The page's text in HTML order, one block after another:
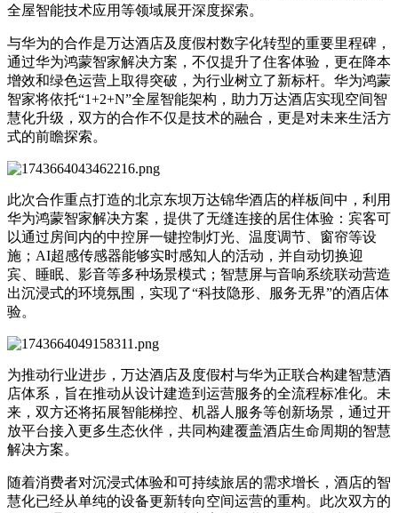
全屋智能技术应用等领域展开深度探索。
与华为的合作是万达酒店及度假村数字化转型的重要里程碑，
通过华为鸿蒙智家解决方案，不仅提升了住客体验，更在降本
增效和绿色运营上取得突破，为行业树立了新标杆。华为鸿蒙
智家将依托“1+2+N”全屋智能架构，助力万达酒店实现空间智
慧化升级，双方的合作不仅是技术的融合，更是对未来生活方
式的前瞻探索。
此次合作重点打造的北京东坝万达锦华酒店的样板间中，利用
华为鸿蒙智家解决方案，提供了无缝连接的居住体验：宾客可
以通过房间内的中控屏一键控制灯光、温度调节、窗帘等设
施；AI超感传感器能够实时感知人的活动，并自动切换迎
宾、睡眠、影音等多种场景模式；智慧屏与音响系统联动营造
出沉浸式的环境氛围，实现了“科技隐形、服务无界”的酒店体
验。
为推动行业进步，万达酒店及度假村与华为正联合构建智慧酒
店体系，旨在推动从设计建造到运营服务的全流程标准化。未
来，双方还将拓展智能梯控、机器人服务等创新场景，通过开
放平台接入更多生态伙伴，共同构建覆盖酒店生命周期的智慧
解决方案。
随着消费者对沉浸式体验和可持续旅居的需求增长，酒店的智
慧化已经从单纯的设备更新转向空间运营的重构。此次双方的